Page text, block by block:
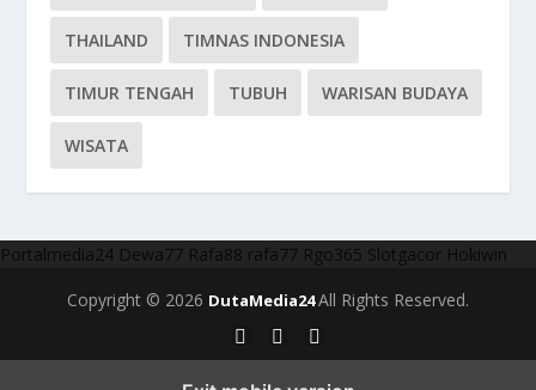
THAILAND TIMNAS INDONESIA
TIMUR TENGAH TUBUH WARISAN BUDAYA
WISATA
Portalmedia24 Dewa77 Rafa88 rafa77 Rgo365 Slotgacor Hokiwin
Copyright © 2026 DutaMedia24All Rights Reserved.